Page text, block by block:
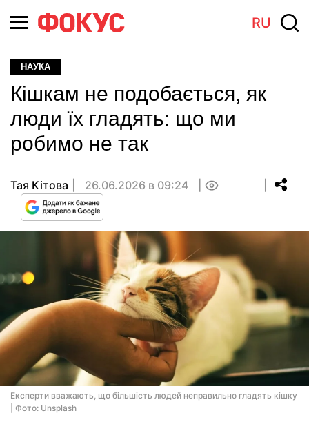
RU
НАУКА
Кішкам не подобається, як
люди їх гладять: що ми
робимо не так
Тая Кітова 26.06.2026 в 09:24
Експерти вважають, що більшість людей неправильно гладять кішку
| Фото: Unsplash